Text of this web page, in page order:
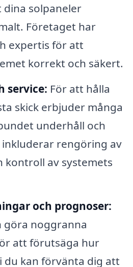
dina solpaneler
Företaget har
expertis för att
korrekt och säkert.
service: För att hålla
skick erbjuder många
underhåll och
inkluderar rengöring av
kontroll av systemets
och prognoser:
göra noggranna
att förutsäga hur
du kan förvänta dig att